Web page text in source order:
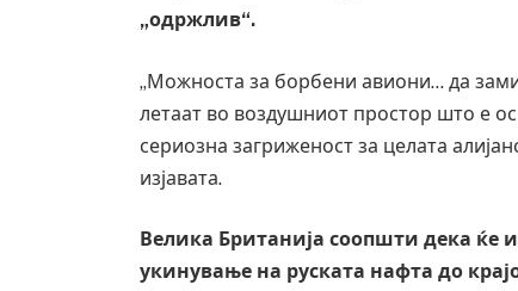
„одржлив“.
„Можноста за борбени авиони… да
летаат во воздушниот простор што е
сериозна загриженост за целата
изјавата.
Велика Британија соопшти дека ќе
укинување на руската нафта до